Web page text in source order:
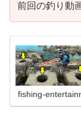
前回の釣り動
fishing-